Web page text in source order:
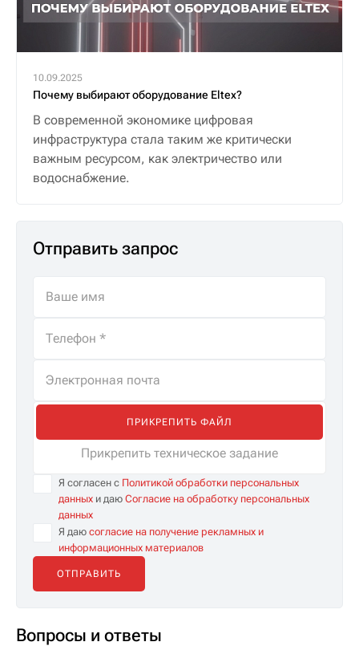
10.09.2025
Почему выбирают оборудование Eltex?
В современной экономике цифровая
инфраструктура стала таким же критически
важным ресурсом, как электричество или
водоснабжение.
Отправить запрос
ПРИКРЕПИТЬ ФАЙЛ
Прикрепить техническое задание
Я согласен с Политикой обработки персональных
данных и даю Согласие на обработку персональных
данных
Я даю согласие на получение рекламных и
информационных материалов
Вопросы и ответы